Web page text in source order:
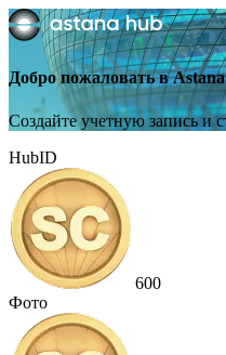
Добро пожаловать в
Создайте учетную запись и
HubID
600
Фото